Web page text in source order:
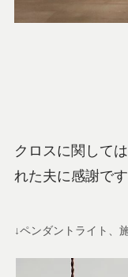
クロスに関して
れた夫に感謝で
↓ペンダントライト、